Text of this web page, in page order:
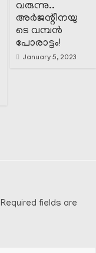
വരുന്നു..
അർജന്റീനയു
ടെ വമ്പൻ
പോരാട്ടം!
January 5, 2023
Required fields are